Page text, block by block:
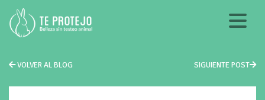
VOLVER AL BLOG SIGUIENTE POST